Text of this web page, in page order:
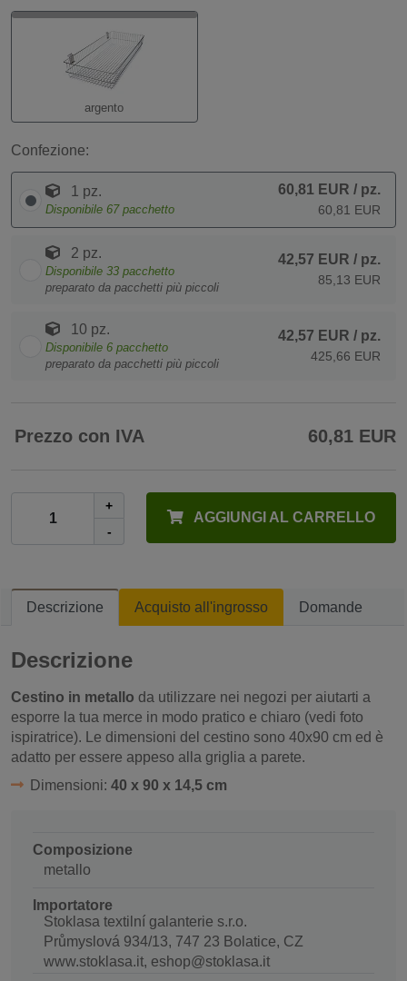
argento
Confezione:
1 pz.
Disponibile 67 pacchetto
60,81 EUR / pz.
60,81 EUR
2 pz.
Disponibile 33 pacchetto
preparato da pacchetti più piccoli
42,57 EUR / pz.
85,13 EUR
10 pz.
Disponibile 6 pacchetto
preparato da pacchetti più piccoli
42,57 EUR / pz.
425,66 EUR
Prezzo con IVA 60,81 EUR
+
-
AGGIUNGI AL CARRELLO
Descrizione Acquisto all'ingrosso Domande
Descrizione
Cestino in metallo da utilizzare nei negozi per aiutarti a
esporre la tua merce in modo pratico e chiaro (vedi foto
ispiratrice). Le dimensioni del cestino sono 40x90 cm ed è
adatto per essere appeso alla griglia a parete.
Dimensioni: 40 x 90 x 14,5 cm
Composizione
metallo
Importatore
Stoklasa textilní galanterie s.r.o.
Průmyslová 934/13, 747 23 Bolatice, CZ
www.stoklasa.it, eshop@stoklasa.it